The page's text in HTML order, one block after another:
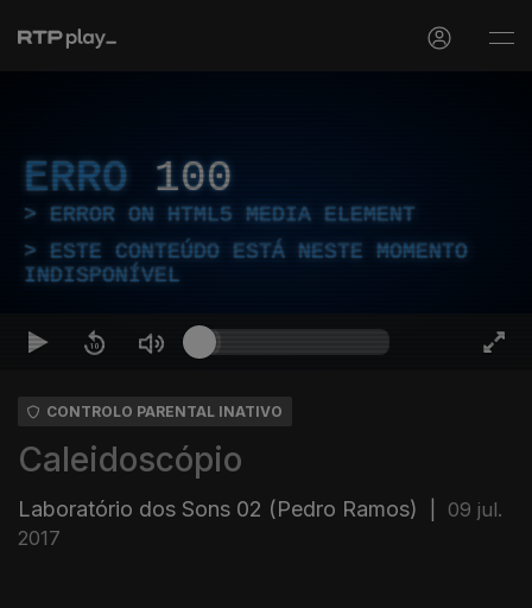
ERRO 100
ERROR ON HTML5 MEDIA ELEMENT
ESTE CONTEÚDO ESTÁ NESTE MOMENTO
INDISPONÍVEL
CONTROLO PARENTAL INATIVO
Caleidoscópio
Laboratório dos Sons 02 (Pedro Ramos)
09 jul.
2017